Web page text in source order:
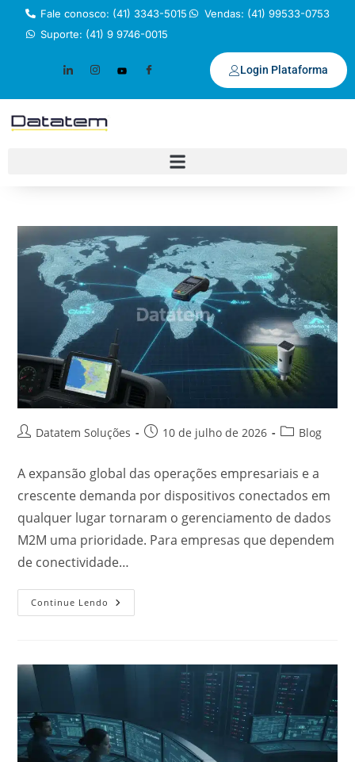
Fale conosco: (41) 3343-5015
Vendas: (41) 99533-0753
Suporte: (41) 9 9746-0015
Login Plataforma
Datatem Soluções 10 de julho de 2026 Blog
A expansão global das operações empresariais e a
crescente demanda por dispositivos conectados em
qualquer lugar tornaram o gerenciamento de dados
M2M uma prioridade. Para empresas que dependem
de conectividade…
Continue Lendo